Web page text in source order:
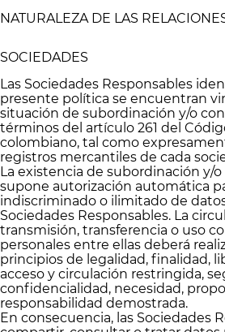
NATURALEZA DE LAS
SOCIEDADES
Las Sociedades Responsables
presente política se encuentran
situación de subordinación y/o
términos del artículo 261 del
colombiano, tal como
registros mercantiles de cada
La existencia de subordinación y/
supone autorización automática
indiscriminado o ilimitado de
Sociedades Responsables. La
transmisión, transferencia o uso
personales entre ellas deberá
principios de legalidad, finalidad,
acceso y circulación restringida,
confidencialidad, necesidad,
responsabilidad demostrada.
En consecuencia, las Sociedades